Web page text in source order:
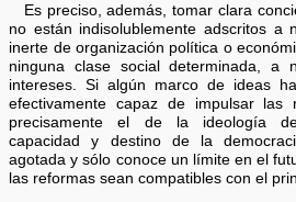
Es preciso, además, tomar clara
no están indisolublemente adscritos a
inerte de organización política o
ninguna clase social determinada, a
intereses. Si algún marco de ideas
efectivamente capaz de impulsar las
precisamente el de la ideología
capacidad y destino de la
agotada y sólo conoce un límite en el
las reformas sean compatibles con el